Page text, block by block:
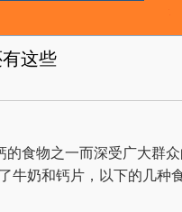
这些
食物之一而深受广大群
牛奶和钙片，以下的几种